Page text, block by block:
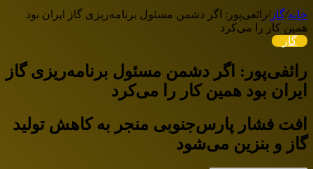
خانه/گاز/رائفی‌پور: اگر دشمن مسئول برنامه‌ریزی گاز ایران بود
همین کار را می‌کرد
گاز
رائفی‌پور: اگر دشمن مسئول برنامه‌ریزی گاز
ایران بود همین کار را می‌کرد
افت فشار پارس‌جنوبی منجر به کاهش تولید
گاز و بنزین می‌شود